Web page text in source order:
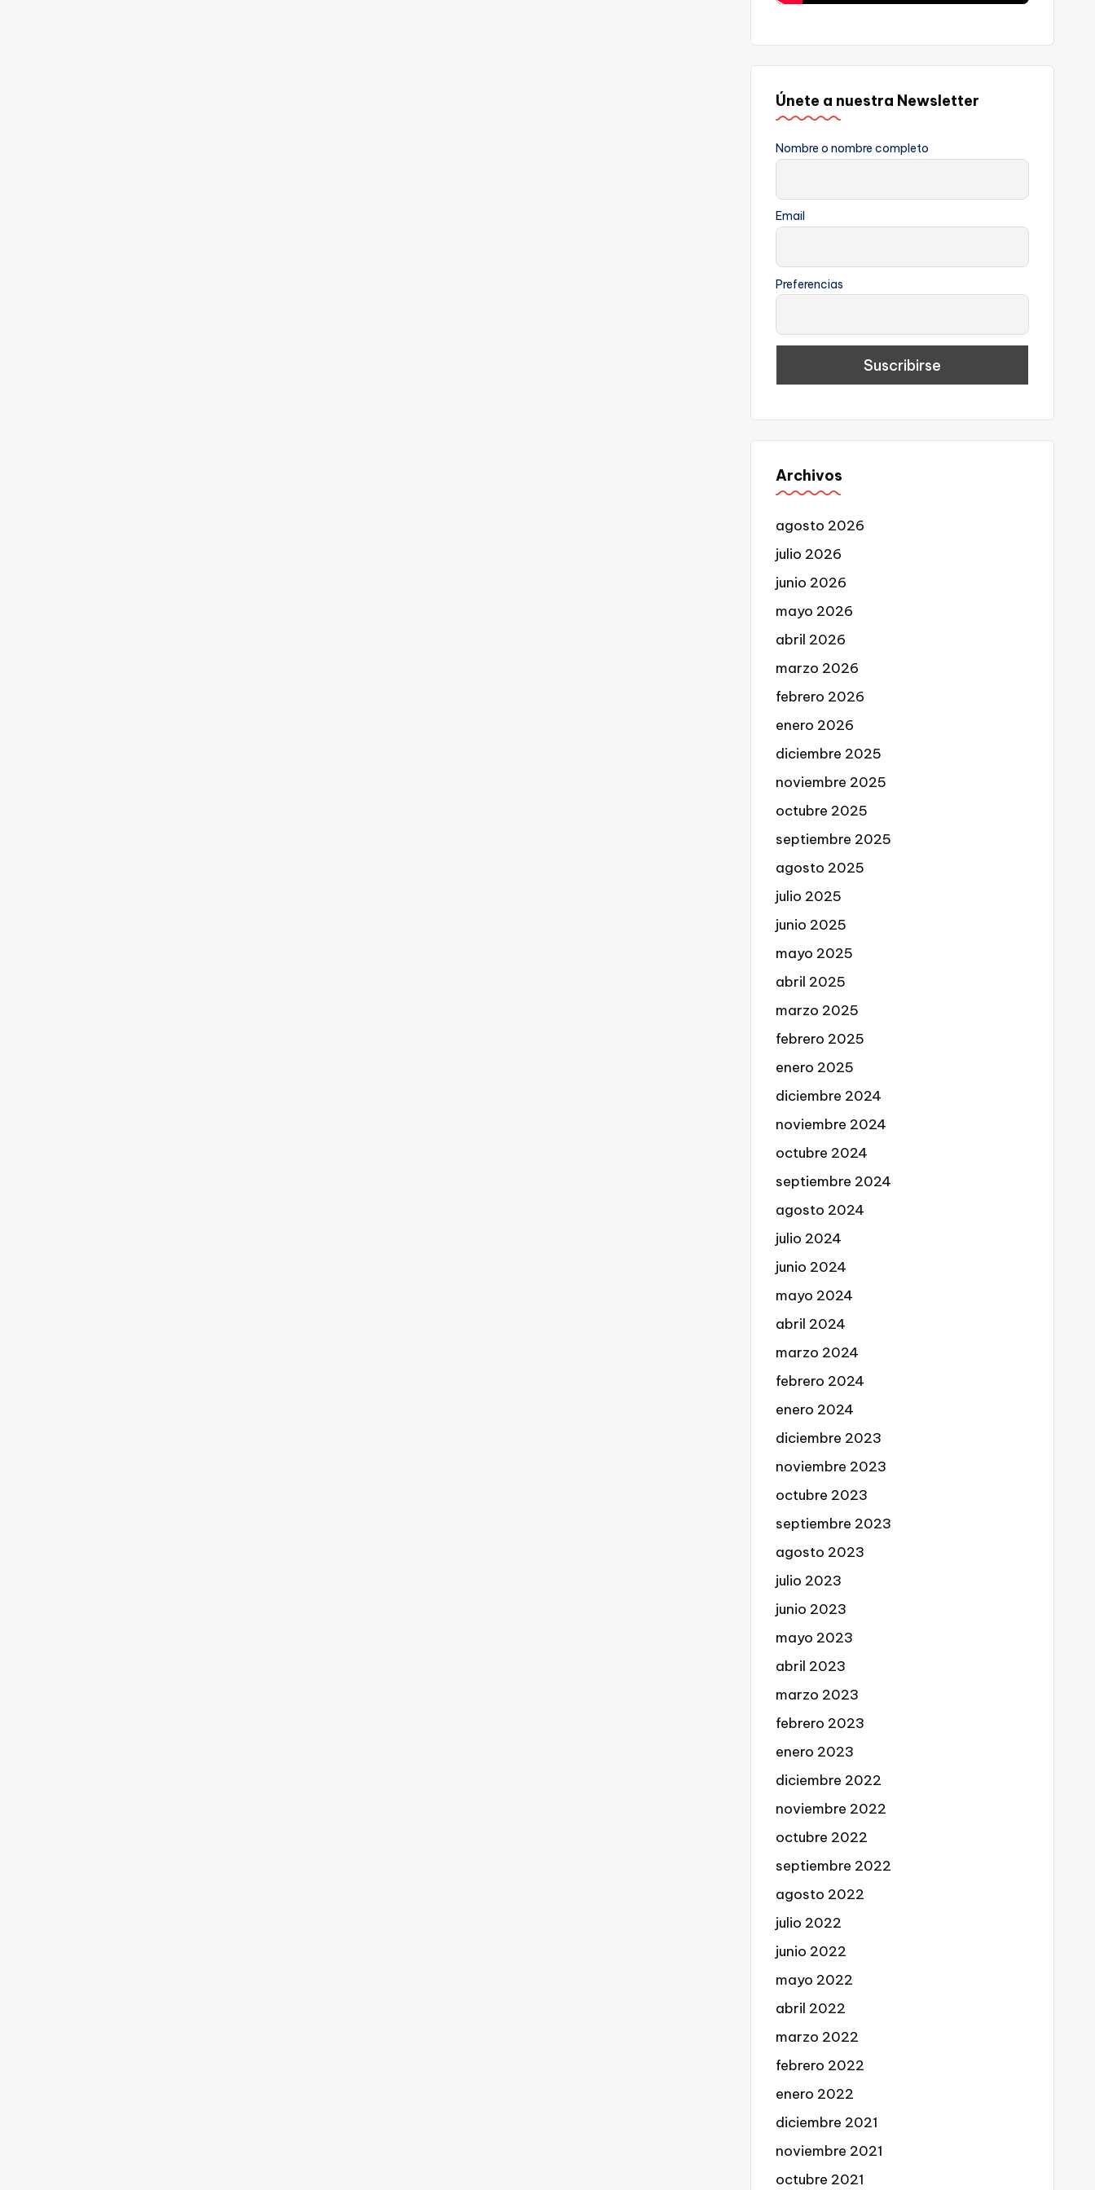
Únete a nuestra Newsletter
Nombre o nombre completo
Email
Preferencias
Archivos
agosto 2026
julio 2026
junio 2026
mayo 2026
abril 2026
marzo 2026
febrero 2026
enero 2026
diciembre 2025
noviembre 2025
octubre 2025
septiembre 2025
agosto 2025
julio 2025
junio 2025
mayo 2025
abril 2025
marzo 2025
febrero 2025
enero 2025
diciembre 2024
noviembre 2024
octubre 2024
septiembre 2024
agosto 2024
julio 2024
junio 2024
mayo 2024
abril 2024
marzo 2024
febrero 2024
enero 2024
diciembre 2023
noviembre 2023
octubre 2023
septiembre 2023
agosto 2023
julio 2023
junio 2023
mayo 2023
abril 2023
marzo 2023
febrero 2023
enero 2023
diciembre 2022
noviembre 2022
octubre 2022
septiembre 2022
agosto 2022
julio 2022
junio 2022
mayo 2022
abril 2022
marzo 2022
febrero 2022
enero 2022
diciembre 2021
noviembre 2021
octubre 2021